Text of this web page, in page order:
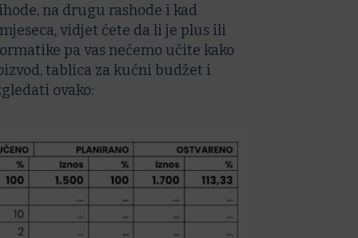
na drugu rashode i kad
vidjet ćete da li je plus ili
pa vas nećemo učite kako
tablica za kućni budžet i
ovako: